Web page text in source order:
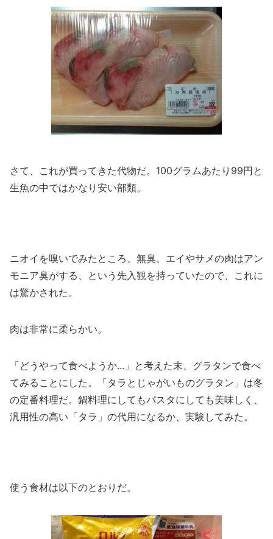
さて、これが買ってきた代物だ。100グラムあたり99円と
生魚の中ではかなり安い部類。
ニオイを嗅いでみたところ、無臭。エイやサメの肉はアン
モニア臭がする、という先入観を持っていたので、これに
は驚かされた。
肉は非常に柔らかい。
「どうやって食べようか...」と考えた末、グラタンで食べ
てみることにした。「タラとじゃがいものグラタン」は冬
の定番料理だ。鍋料理にしてもパスタにしても美味しく、
汎用性の高い「タラ」の代用になるか、実験してみた。
使う食材は以下のとおりだ。